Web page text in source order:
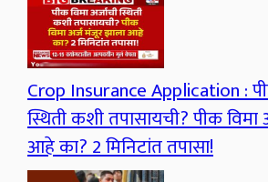
Crop Insurance Application :
स्थिती कशी तपासायची? पीक
आहे का? 2 मिनिटांत तपासा!